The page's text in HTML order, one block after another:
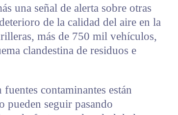
una señal de alerta sobre otras
de la calidad del aire en la
más de 750 mil vehículos,
clandestina de residuos e
fuentes contaminantes están
pueden seguir pasando